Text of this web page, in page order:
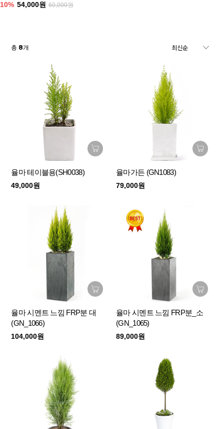
10% 54,000원 60,000원
총 8개
율마 테이블용(SH0038)
49,000원
율마가든 (GN1083)
79,000원
율마 시멘트 느낌 FRP분 대
(GN_1066)
104,000원
율마 시멘트 느낌 FRP분_소
(GN_1065)
89,000원